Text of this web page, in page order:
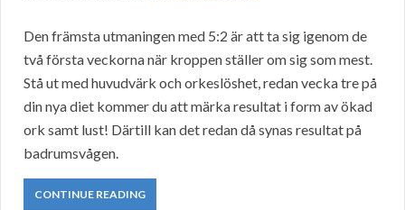
Den främsta utmaningen med 5:2 är att ta sig igenom de
två första veckorna när kroppen ställer om sig som mest.
Stå ut med huvudvärk och orkeslöshet, redan vecka tre på
din nya diet kommer du att märka resultat i form av ökad
ork samt lust! Därtill kan det redan då synas resultat på
badrumsvågen.
CONTINUE READING